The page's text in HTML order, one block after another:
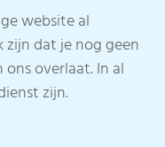
website al
zijn dat je nog geen
overlaat. In al
zijn.